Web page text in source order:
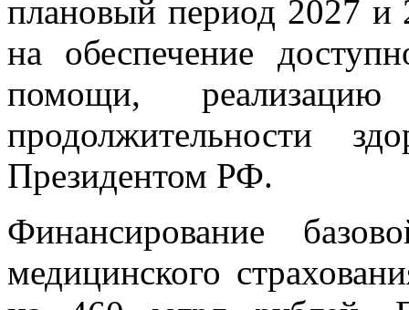
плановый период 2027 и
на обеспечение
помощи,
продолжительности
Президентом РФ.
Финансирование
медицинского